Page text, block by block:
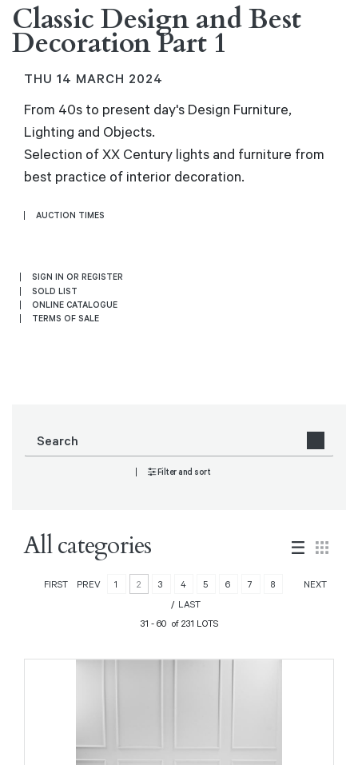
Classic Design and Best
Decoration Part 1
THU 14 MARCH 2024
From 40s to present day's Design Furniture,
Lighting and Objects.
Selection of XX Century lights and furniture from
best practice of interior decoration.
AUCTION TIMES
SIGN IN OR REGISTER
SOLD LIST
ONLINE CATALOGUE
TERMS OF SALE
Filter and sort
All categories
31 - 60 of 231 LOTS
FIRST PREV 1 2 3 4 5 6 7 8
NEXT
LAST